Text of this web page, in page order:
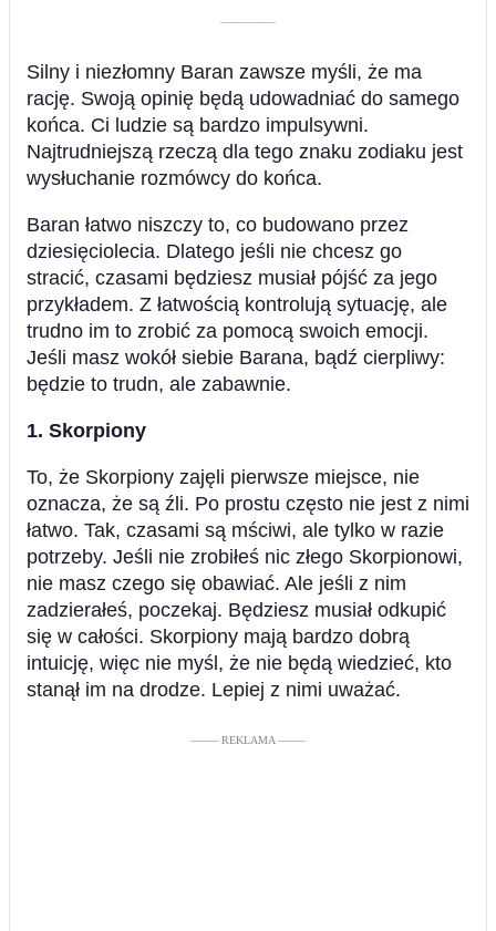
––––––––––
Silny i niezłomny Baran zawsze myśli, że ma
rację. Swoją opinię będą udowadniać do samego
końca. Ci ludzie są bardzo impulsywni.
Najtrudniejszą rzeczą dla tego znaku zodiaku jest
wysłuchanie rozmówcy do końca.
Baran łatwo niszczy to, co budowano przez
dziesięciolecia. Dlatego jeśli nie chcesz go
stracić, czasami będziesz musiał pójść za jego
przykładem. Z łatwością kontrolują sytuację, ale
trudno im to zrobić za pomocą swoich emocji.
Jeśli masz wokół siebie Barana, bądź cierpliwy:
będzie to trudn, ale zabawnie.
1. Skorpiony
To, że Skorpiony zajęli pierwsze miejsce, nie
oznacza, że są źli. Po prostu często nie jest z nimi
łatwo. Tak, czasami są mściwi, ale tylko w razie
potrzeby. Jeśli nie zrobiłeś nic złego Skorpionowi,
nie masz czego się obawiać. Ale jeśli z nim
zadzierałeś, poczekaj. Będziesz musiał odkupić
się w całości. Skorpiony mają bardzo dobrą
intuicję, więc nie myśl, że nie będą wiedzieć, kto
stanął im na drodze. Lepiej z nimi uważać.
––––– REKLAMA –––––